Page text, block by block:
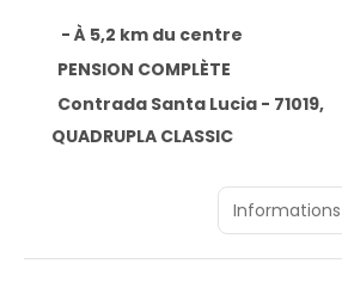
- À 5,2 km du centre
PENSION COMPLÈTE
Contrada Santa Lucia - 71019,
QUADRUPLA CLASSIC